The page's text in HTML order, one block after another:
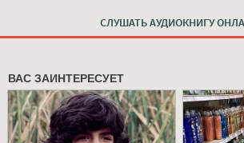
СЛУШАТЬ АУДИОКНИГУ